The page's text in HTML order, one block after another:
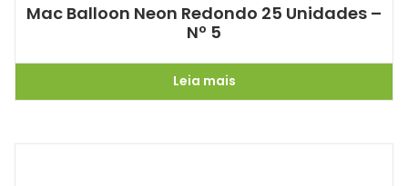
Mac Balloon Neon Redondo 25 Unidades –
Nº 5
Leia mais